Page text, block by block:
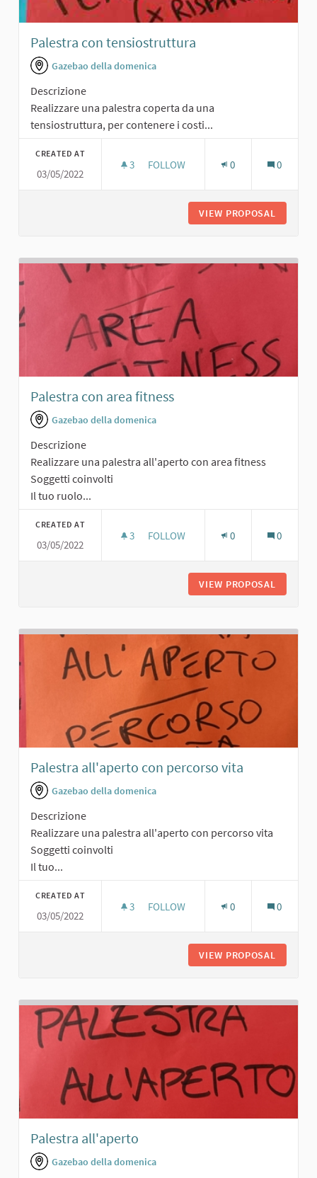
Palestra con tensiostruttura
Gazebao della domenica
Descrizione
Realizzare una palestra coperta da una
tensiostruttura, per contenere i costi...
CREATED AT
03/05/2022
3 3 FOLLOWERS
FOLLOW 0 0
VIEW PROPOSAL
Palestra con area fitness
Gazebao della domenica
Descrizione
Realizzare una palestra all'aperto con area fitness
Soggetti coinvolti
Il tuo ruolo...
CREATED AT
03/05/2022
3 3 FOLLOWERS
FOLLOW 0 0
VIEW PROPOSAL
Palestra all'aperto con percorso vita
Gazebao della domenica
Descrizione
Realizzare una palestra all'aperto con percorso vita
Soggetti coinvolti
Il tuo...
CREATED AT
03/05/2022
3 3 FOLLOWERS
FOLLOW 0 0
VIEW PROPOSAL
Palestra all'aperto
Gazebao della domenica